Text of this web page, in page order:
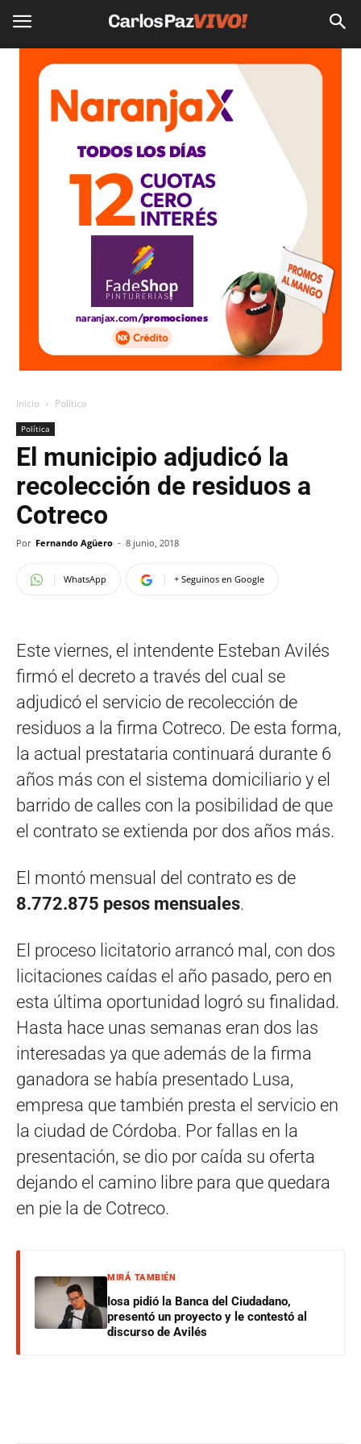
Inicio Política
Política
El municipio adjudicó la
recolección de residuos a
Cotreco
Por Fernando Agüero - 8 junio, 2018
WhatsApp + Seguinos en Google
Este viernes, el intendente Esteban Avilés
firmó el decreto a través del cual se
adjudicó el servicio de recolección de
residuos a la firma Cotreco. De esta forma,
la actual prestataria continuará durante 6
años más con el sistema domiciliario y el
barrido de calles con la posibilidad de que
el contrato se extienda por dos años más.
El montó mensual del contrato es de
8.772.875 pesos mensuales.
El proceso licitatorio arrancó mal, con dos
licitaciones caídas el año pasado, pero en
esta última oportunidad logró su finalidad.
Hasta hace unas semanas eran dos las
interesadas ya que además de la firma
ganadora se había presentado Lusa,
empresa que también presta el servicio en
la ciudad de Córdoba. Por fallas en la
presentación, se dio por caída su oferta
dejando el camino libre para que quedara
en pie la de Cotreco.
MIRÁ TAMBIÉN
Iosa pidió la Banca del Ciudadano,
presentó un proyecto y le contestó al
discurso de Avilés